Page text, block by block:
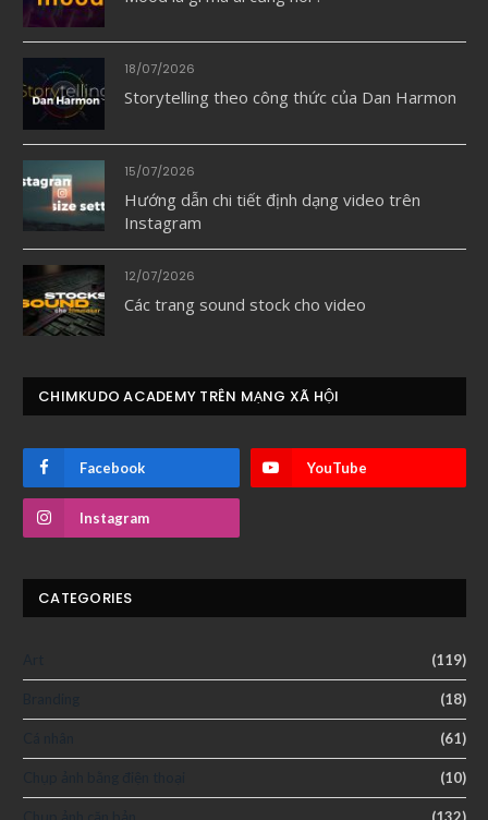
18/07/2026
Storytelling theo công thức của Dan Harmon
15/07/2026
Hướng dẫn chi tiết định dạng video trên
Instagram
12/07/2026
Các trang sound stock cho video
CHIMKUDO ACADEMY TRÊN MẠNG XÃ HỘI
Facebook YouTube
Instagram
CATEGORIES
(119)
(18)
(61)
(10)